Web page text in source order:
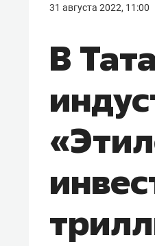
31 августа 2022, 11:00
В